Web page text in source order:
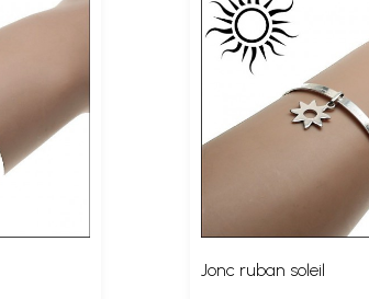
Jonc ruban soleil